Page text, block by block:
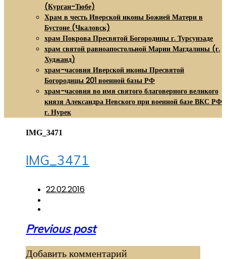
(Курган-Тюбе)
Храм в честь Иверской иконы Божией Матери в
Бустоне (Чкаловск)
храм Покрова Пресвятой Богородицы г. Турсунзаде
храм святой равноапостольной Марии Магдалины (г.
Худжанд)
храм-часовня Иверской иконы Пресвятой
Богородицы 201 военной базы РФ
храм-часовня во имя святого благоверного великого
князя Александра Невского при военной базе ВКС РФ
г. Нурек
IMG_3471
IMG_3471
22.02.2016
Навигация
записям
Previous post
Добавить комментарий